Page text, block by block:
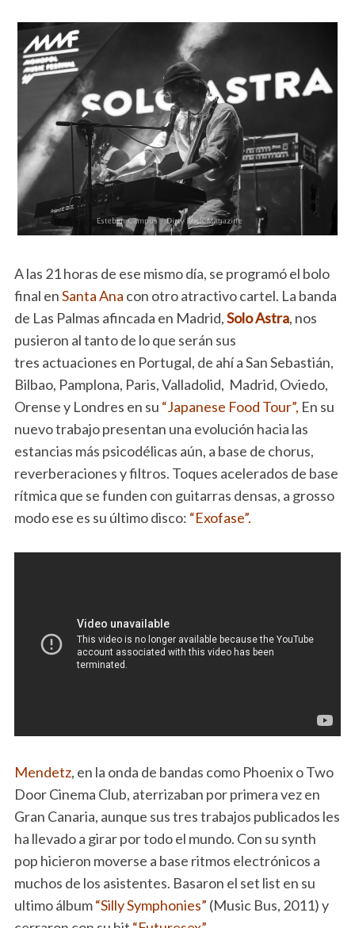
A las 21 horas de ese mismo día, se programó el bolo
final enSanta Ana con otro atractivo cartel. La banda
de Las Palmas afincada en Madrid,Solo Astra, nos
pusieron al tanto de lo que serán sus
tres actuaciones en Portugal, de ahí a San Sebastián,
Bilbao, Pamplona, Paris, Valladolid, Madrid, Oviedo,
Orense y Londres en su “Japanese Food Tour”, En su
nuevo trabajo presentan una evolución hacia las
estancias más psicodélicas aún, a base de chorus,
reverberaciones y filtros. Toques acelerados de base
rítmica que se funden con guitarras densas, a grosso
modo ese es su último disco: “Exofase”.
Mendetz, en la onda de bandas como Phoenix o Two
Door Cinema Club, aterrizaban por primera vez en
Gran Canaria, aunque sus tres trabajos publicados les
ha llevado a girar por todo el mundo. Con su synth
pop hicieron moverse a base ritmos electrónicos a
muchos de los asistentes. Basaron el set list en su
ultimo álbum“Silly Symphonies” (Music Bus, 2011) y